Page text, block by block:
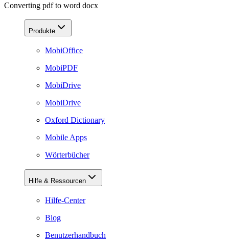
Converting pdf to word docx
Produkte
MobiOffice
MobiPDF
MobiDrive
MobiDrive
Oxford Dictionary
Mobile Apps
Wörterbücher
Hilfe & Ressourcen
Hilfe-Center
Blog
Benutzerhandbuch